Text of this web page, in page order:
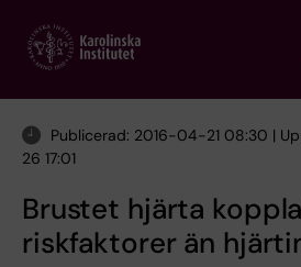
main
Publicerad: 2016-04-21 08:30 |
26 17:01
Brustet hjärta
riskfaktorer än